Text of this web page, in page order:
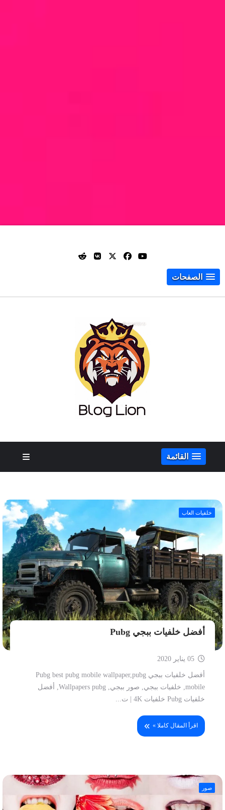
الصفحات
القائمة
خلفيات العاب
أفضل خلفيات ببجي Pubg
أفضل خلفيات ببجي Pubg best pubg mobile wallpaper,pubg
mobile, خلفيات ببجي, صور ببجي, Wallpapers pubg, أفضل
خلفيات Pubg خلفيات 4K | ت...
اقرأ المقال كاملا »
صور